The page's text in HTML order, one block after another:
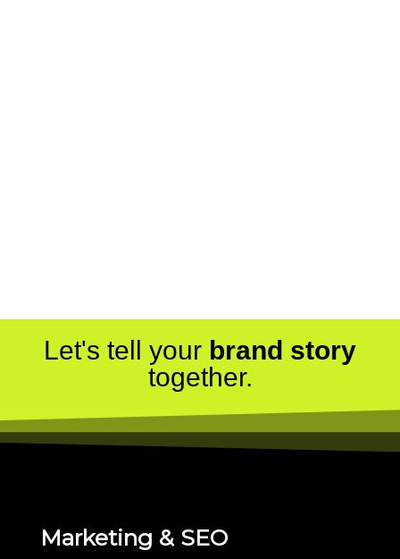
Let's tell your brand story
together.
Marketing & SEO